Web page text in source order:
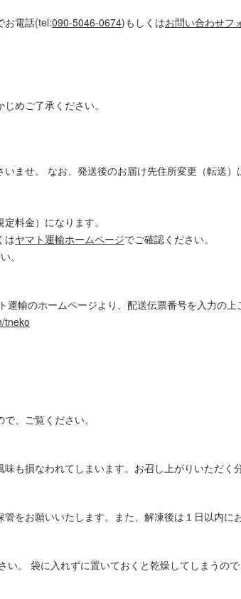
お電話(tel:090-5046-0674)もしくはお問い合わせフ
めご了承ください。
ませ。 なお、発送後のお届け先住所変更（転送）
料金）になります。
はヤマト運輸ホームページでご確認ください。
。
輸のホームページより、配送伝票番号を入力の上
tneko
、ご覧ください。
も損なわれてしまいます。お召し上がりいただく
をお願いいたします。また、解凍後は１日以内に
。 袋に入れずに置いておくと乾燥してしまうの